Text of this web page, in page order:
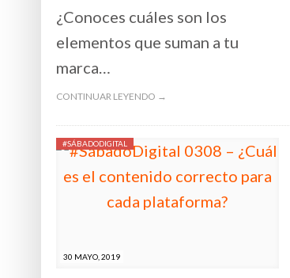
¿Conoces cuáles son los
elementos que suman a tu
marca…
CONTINUAR LEYENDO →
30 MAYO, 2019
#SÁBADODIGITAL